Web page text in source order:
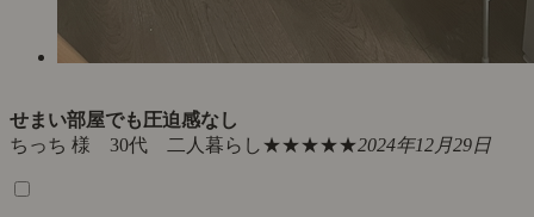
せまい部屋でも圧迫感なし
ちっち 様 30代 二人暮らし★★★★★2024年12月29日